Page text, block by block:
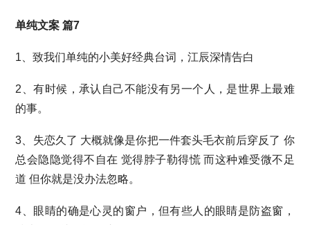
单纯文案 篇7
1、致我们单纯的小美好经典台词，江辰深情告白
2、有时候，承认自己不能没有另一个人，是世界上最难
的事。
3、失恋久了 大概就像是你把一件套头毛衣前后穿反了 你
总会隐隐觉得不自在 觉得脖子勒得慌 而这种难受微不足
道 但你就是没办法忽略。
4、眼睛的确是心灵的窗户，但有些人的眼睛是防盗窗，